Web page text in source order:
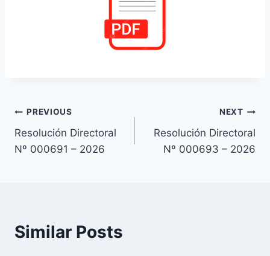
Navegación
de
PREVIOUS
Resolución Directoral
Nº 000691 – 2026
NEXT
Resolución Directoral
Nº 000693 – 2026
Similar Posts